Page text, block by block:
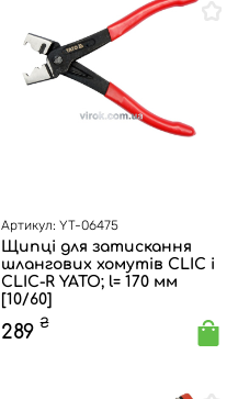
Артикул: YT-06475
Щипці для затискання
шлангових хомутів CLIC і
CLIC-R YATO; l= 170 мм
[10/60]
289 ₴